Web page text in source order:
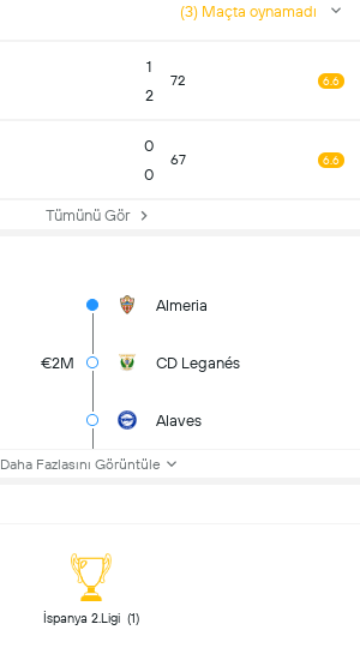
(3) Maçta oynamadı
1
2
72 6.6
0
0
67 6.6
Tümünü Gör
Almeria
€2M CD Leganés
Alaves
Daha Fazlasını Görüntüle